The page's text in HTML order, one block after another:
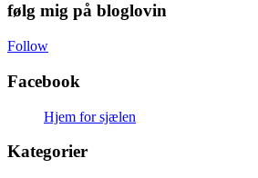
følg mig på bloglovin
Follow
Facebook
Hjem for sjælen
Kategorier